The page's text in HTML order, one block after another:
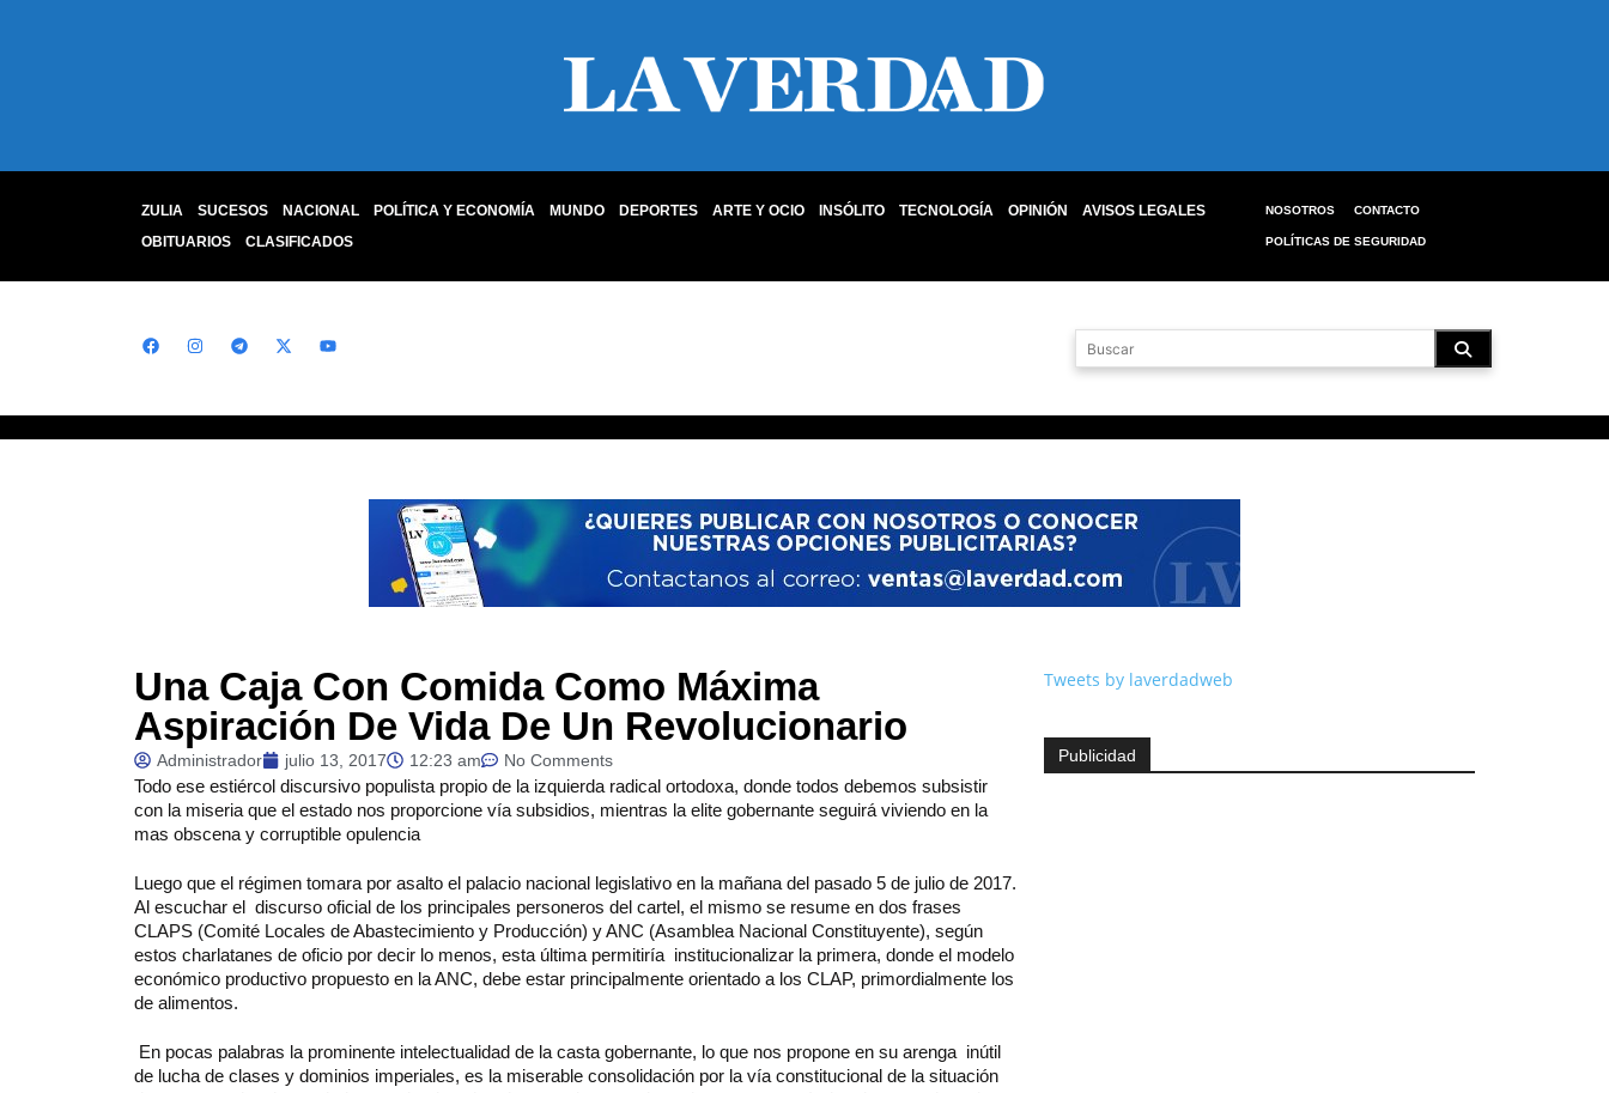
ZULIA SUCESOS NACIONAL POLÍTICA Y ECONOMÍA MUNDO DEPORTES ARTE Y OCIO INSÓLITO TECNOLOGÍA OPINIÓN
AVISOS LEGALES
OBITUARIOS
CLASIFICADOS
NOSOTROS CONTACTO
POLÍTICAS DE SEGURIDAD
Una Caja Con Comida Como Máxima
Aspiración De Vida De Un Revolucionario
Administrador julio 13, 2017 12:23 am No Comments
Todo ese estiércol discursivo populista propio de la izquierda radical ortodoxa, donde todos debemos subsistir
con la miseria que el estado nos proporcione vía subsidios, mientras la elite gobernante seguirá viviendo en la
mas obscena y corruptible opulencia
Luego que el régimen tomara por asalto el palacio nacional legislativo en la mañana del pasado 5 de julio de 2017.
Al escuchar el discurso oficial de los principales personeros del cartel, el mismo se resume en dos frases
CLAPS (Comité Locales de Abastecimiento y Producción) y ANC (Asamblea Nacional Constituyente), según
estos charlatanes de oficio por decir lo menos, esta última permitiría institucionalizar la primera, donde el modelo
económico productivo propuesto en la ANC, debe estar principalmente orientado a los CLAP, primordialmente los
de alimentos.
En pocas palabras la prominente intelectualidad de la casta gobernante, lo que nos propone en su arenga inútil
de lucha de clases y dominios imperiales, es la miserable consolidación por la vía constitucional de la situación
Tweets by laverdadweb
Publicidad